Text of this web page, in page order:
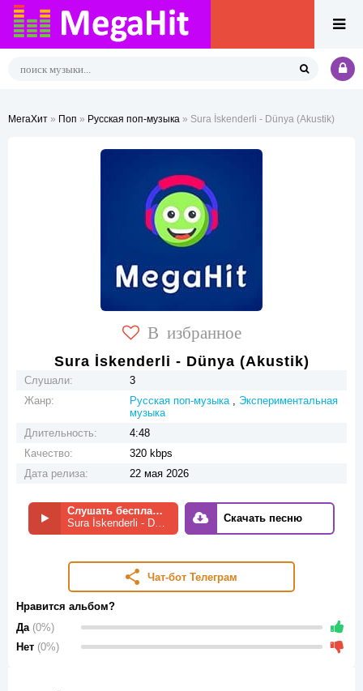
МегаХит » Поп » Русская поп-музыка » Sura İskenderli - Dünya (Akustik)
В избранное
Sura İskenderli - Dünya (Akustik)
Слушали:
3
Жанр:
Русская поп-музыка, Экспериментальная
музыка
Длительность:
4:48
Качество:
320 kbps
Дата релиза:
22 мая 2026
Слушать бесплатно
Sura İskenderli - Dünya (Akustik)
Скачать песню
Чат-бот Телеграм
Нравится альбом?
Да (0%)
Нет (0%)